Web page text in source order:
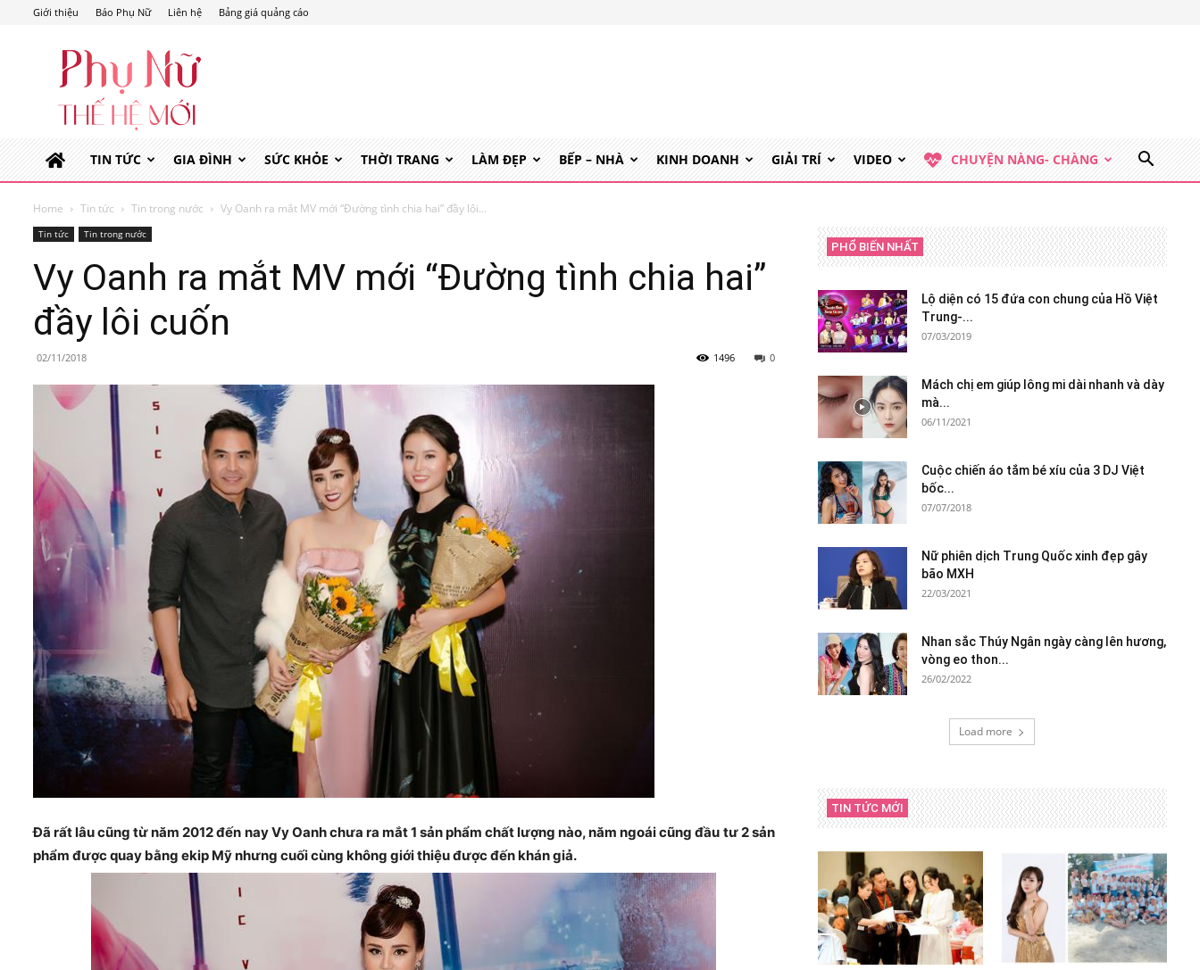
Giới thiệu Báo Phụ Nữ Liên hệ Bảng giá quảng cáo
Phụ
Nữ
Hệ
TIN TỨC
GIA ĐÌNH SỨC KHỎE THỜI TRANG LÀM ĐẸP BẾP – NHÀ KINH DOANH GIẢI TRÍ VIDEO CHUYỆN NÀNG- CHÀNG
Home Tin tức Tin trong nước Vy Oanh ra mắt MV mới “Đường tình chia hai” đầy lôi...
Tin tức Tin trong nước
Vy Oanh ra mắt MV mới “Đường tình chia hai”
đầy lôi cuốn
02/11/2018 0
1496
Đã rất lâu cũng từ năm 2012 đến nay Vy Oanh chưa ra mắt 1 sản phẩm chất lượng nào, năm ngoái cũng đầu tư 2 sản
phẩm được quay bằng ekip Mỹ nhưng cuối cùng không giới thiệu được đến khán giả.
PHỔ BIẾN NHẤT
Lộ diện có 15 đứa con chung của Hồ Việt
Trung-...
07/03/2019
Mách chị em giúp lông mi dài nhanh và dày
mà...
06/11/2021
Cuộc chiến áo tắm bé xíu của 3 DJ Việt
bốc...
07/07/2018
Nữ phiên dịch Trung Quốc xinh đẹp gây
bão MXH
22/03/2021
Nhan sắc Thúy Ngân ngày càng lên hương,
vòng eo thon...
26/02/2022
Load more
TIN TỨC MỚI